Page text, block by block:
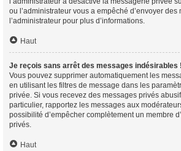
ou l’administrateur vous a empêché d’envoyer
l’administrateur pour plus d’informations.
Haut
Je reçois sans arrêt des messages indésirables !
Vous pouvez supprimer automatiquement les
en utilisant les filtres de message dans les
privée. Si vous recevez des messages privés
particulier, rapportez les messages aux
possibilité d’empêcher complètement un membre
privés.
Haut